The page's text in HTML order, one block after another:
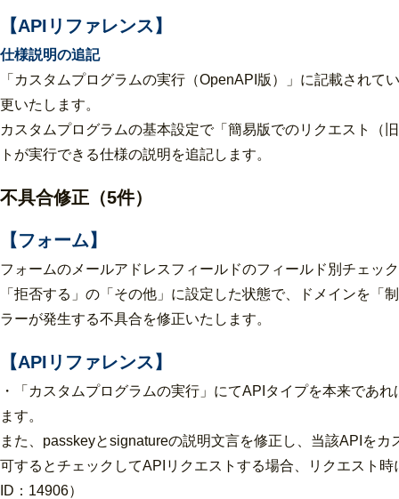
【APIリファレンス】
仕様説明の追記
「カスタムプログラムの実行（OpenAPI版）」に記載され
更いたします。
カスタムプログラムの基本設定で「簡易版でのリクエスト（
トが実行できる仕様の説明を追記します。
不具合修正（5件）
【フォーム】
フォームのメールアドレスフィールドのフィールド別チェッ
「拒否する」の「その他」に設定した状態で、ドメインを
ラーが発生する不具合を修正いたします。
【APIリファレンス】
・「カスタムプログラムの実行」にてAPIタイプを本来であ
ます。
また、passkeyとsignatureの説明文言を修正し、当該APIを
可するとチェックしてAPIリクエストする場合、リクエスト
ID：14906）